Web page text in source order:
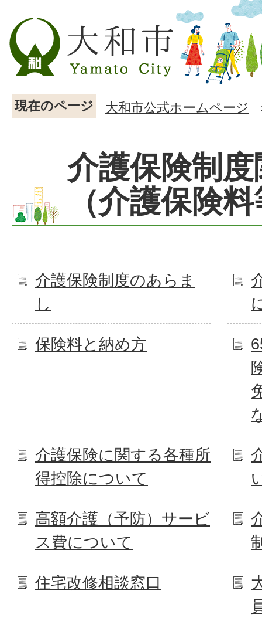
現在のページ 大和市公式ホームページ
介護保険制度
（介護保険
介護保険制度のあらま
し
保険料と納め方
介護保険に関する各種所
得控除について
高額介護（予防）サービ
ス費について
住宅改修相談窓口